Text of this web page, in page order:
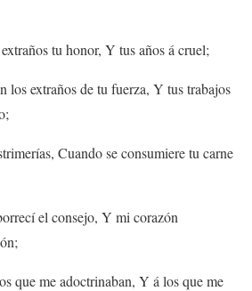
tu honor, Y tus años á cruel;
los extraños de tu fuerza, Y tus trabajos
Cuando se consumiere tu carne
el consejo, Y mi corazón
que me adoctrinaban, Y á los que me